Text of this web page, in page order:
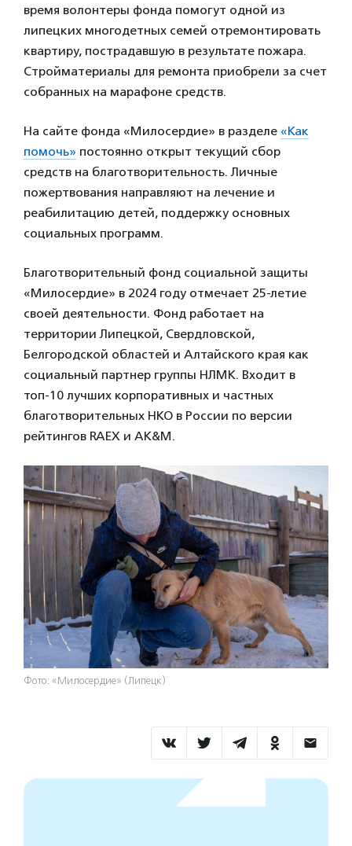
время волонтеры фонда помогут одной из
липецких многодетных семей отремонтировать
квартиру, пострадавшую в результате пожара.
Стройматериалы для ремонта приобрели за счет
собранных на марафоне средств.
На сайте фонда «Милосердие» в разделе «Как
помочь» постоянно открыт текущий сбор
средств на благотворительность. Личные
пожертвования направляют на лечение и
реабилитацию детей, поддержку основных
социальных программ.
Благотворительный фонд социальной защиты
«Милосердие» в 2024 году отмечает 25-летие
своей деятельности. Фонд работает на
территории Липецкой, Свердловской,
Белгородской областей и Алтайского края как
социальный партнер группы НЛМК. Входит в
топ-10 лучших корпоративных и частных
благотворительных НКО в России по версии
рейтингов RAEX и AK&M.
Фото: «Милосердие» (Липецк)